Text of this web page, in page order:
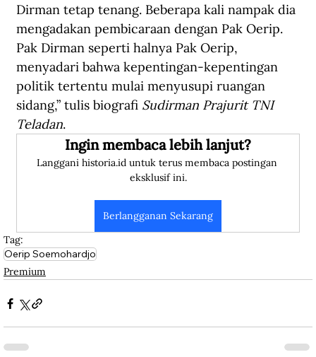
Dirman tetap tenang. Beberapa kali nampak dia
mengadakan pembicaraan dengan Pak Oerip.
Pak Dirman seperti halnya Pak Oerip,
menyadari bahwa kepentingan-kepentingan
politik tertentu mulai menyusupi ruangan
sidang,” tulis biografi Sudirman Prajurit TNI
Teladan.
Ingin membaca lebih lanjut?
Langgani historia.id untuk terus membaca postingan
eksklusif ini.
Berlangganan Sekarang
Tag:
Oerip Soemohardjo
Premium